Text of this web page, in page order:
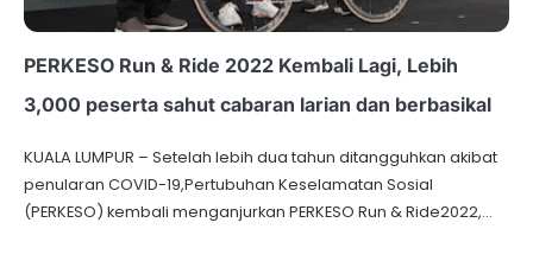
PERKESO Run & Ride 2022 Kembali Lagi, Lebih
3,000 peserta sahut cabaran larian dan berbasikal
KUALA LUMPUR – Setelah lebih dua tahun ditangguhkan akibat
penularan COVID-19,Pertubuhan Keselamatan Sosial
(PERKESO) kembali menganjurkan PERKESO Run & Ride2022,…